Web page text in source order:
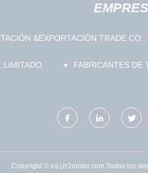
&EXPORTACIÓN TRADE CO.,
FABRICANTES DE
Copyright © es.jzr2motor.com,Todos los